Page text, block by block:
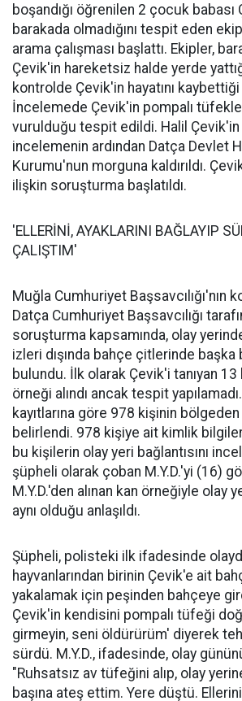
boşandığı öğrenilen 2 çocuk babası
barakada olmadığını tespit eden
arama çalışması başlattı. Ekipler,
Çevik'in hareketsiz halde yerde
kontrolde Çevik'in hayatını
İncelemede Çevik'in pompalı tüfekle
vurulduğu tespit edildi. Halil Çevik'in
incelemenin ardından Datça Devlet
Kurumu'nun morguna kaldırıldı.
ilişkin soruşturma başlatıldı.
'ELLERİNİ, AYAKLARINI BAĞLAYIP
ÇALIŞTIM'
Muğla Cumhuriyet Başsavcılığı'nın
Datça Cumhuriyet Başsavcılığı
soruşturma kapsamında, olay
izleri dışında bahçe çitlerinde başka
bulundu. İlk olarak Çevik'i tanıyan
örneği alındı ancak tespit
kayıtlarına göre 978 kişinin bölgeden
belirlendi. 978 kişiye ait kimlik
bu kişilerin olay yeri bağlantısını
şüpheli olarak çoban M.Y.D.'yi (16)
M.Y.D.'den alınan kan örneğiyle olay
aynı olduğu anlaşıldı.
Şüpheli, polisteki ilk ifadesinde
hayvanlarından birinin Çevik'e ait
yakalamak için peşinden bahçeye
Çevik'in kendisini pompalı tüfeği
girmeyin, seni öldürürüm' diyerek
sürdü. M.Y.D., ifadesinde, olay
"Ruhsatsız av tüfeğini alıp, olay
başına ateş ettim. Yere düştü. Ellerini